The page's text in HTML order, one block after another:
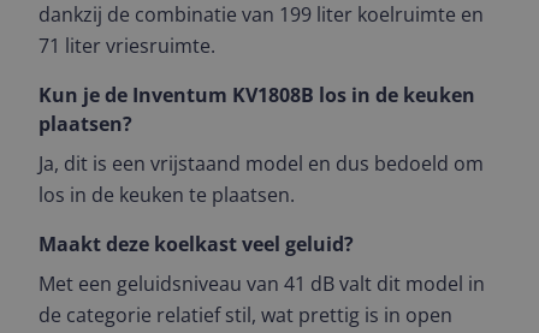
dankzij de combinatie van 199 liter koelruimte en
71 liter vriesruimte.
Kun je de Inventum KV1808B los in de keuken
plaatsen?
Ja, dit is een vrijstaand model en dus bedoeld om
los in de keuken te plaatsen.
Maakt deze koelkast veel geluid?
Met een geluidsniveau van 41 dB valt dit model in
de categorie relatief stil, wat prettig is in open